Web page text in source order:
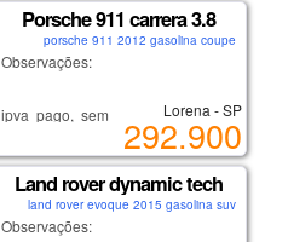
carro de não fumante.
se interessou?
ligue: (12) 9/9633/8098
Porsche 911 carrera 3.8
porsche 911 2012 gasolina coupe
Observações:
ipva pago, sem multas ou débitos.
não é carro de leilão ou sinistro!
recém revisado.
carro de não fumante.
se interessou?
ligue: (12) 9/9633/8098
Lorena - SP
292.900
Land rover dynamic tech
land rover evoque 2015 gasolina suv
Observações: